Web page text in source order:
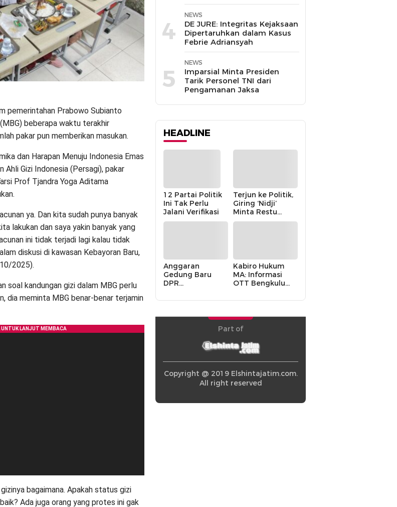
pemerintahan Prabowo Subianto
beberapa waktu terakhir
pakar pun memberikan masukan.
dan Harapan Menuju Indonesia Emas
Ahli Gizi Indonesia (Persagi), pakar
Prof Tjandra Yoga Aditama
ya. Dan kita sudah punya banyak
lakukan dan saya yakin banyak yang
ini tidak terjadi lagi kalau tidak
diskusi di kawasan Kebayoran Baru,
2025).
soal kandungan gizi dalam MBG perlu
dia meminta MBG benar-benar terjamin
bagaimana. Apakah status gizi
Ada juga orang yang protes ini gak
4
NEWS
DE JURE: Integritas Kejaksaan
Dipertaruhkan dalam Kasus
Febrie Adriansyah
5
NEWS
Imparsial Minta Presiden
Tarik Personel TNI dari
Pengamanan Jaksa
HEADLINE
12 Partai Politik
Ini Tak Perlu
Jalani Verifikasi
Terjun ke Politik,
Giring ‘Nidji’
Minta Restu
Keluarga
Anggaran
Gedung Baru
DPR
Cair karena
Budi” Pemerintah
Kabiro Hukum
MA: Informasi
OTT Bengkulu
Internal MA
Part of
Copyright @ 2019 Elshintajatim.com.
All right reserved